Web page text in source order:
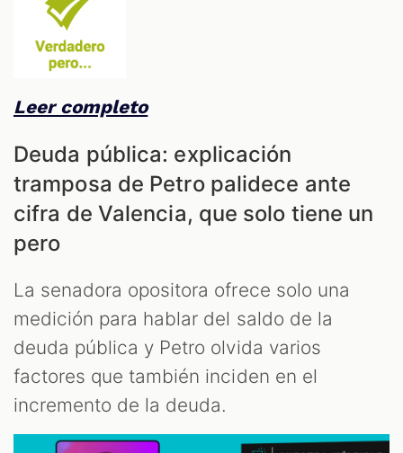
Leer completo
Deuda pública: explicación
tramposa de Petro palidece ante
cifra de Valencia, que solo tiene un
pero
La senadora opositora ofrece solo una
medición para hablar del saldo de la
deuda pública y Petro olvida varios
factores que también inciden en el
incremento de la deuda.